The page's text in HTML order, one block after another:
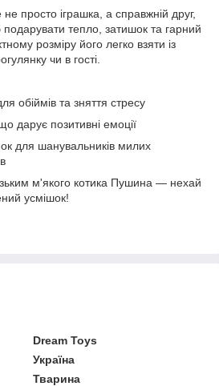
просто іграшка, а справжній друг,
тепло, затишок та гарний
розміру його легко взяти із
чи в гості.
обіймів та зняття стресу
дарує позитивні емоції
для шанувальників милих
м'якого котика Пушина — нехай
усмішок!
Dream Toys
Україна
Тварина